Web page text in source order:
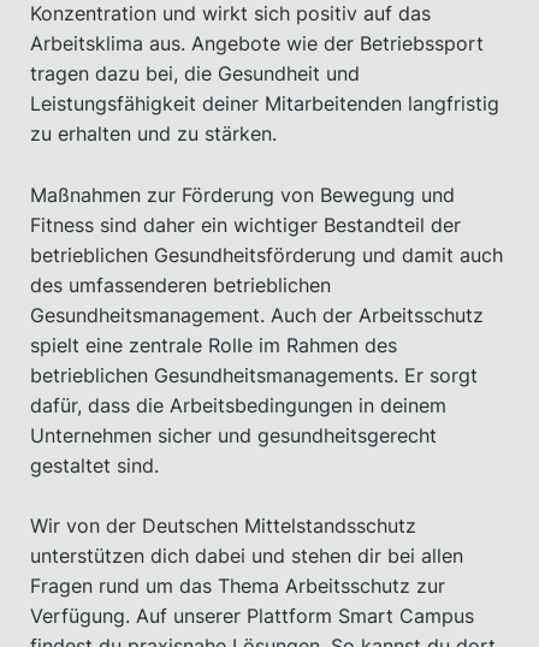
Konzentration und wirkt sich positiv auf das
Arbeitsklima aus. Angebote wie der Betriebssport
tragen dazu bei, die Gesundheit und
Leistungsfähigkeit deiner Mitarbeitenden langfristig
zu erhalten und zu stärken.
Maßnahmen zur Förderung von Bewegung und
Fitness sind daher ein wichtiger Bestandteil der
betrieblichen Gesundheitsförderung und damit auch
des umfassenderen betrieblichen
Gesundheitsmanagement. Auch der Arbeitsschutz
spielt eine zentrale Rolle im Rahmen des
betrieblichen Gesundheitsmanagements. Er sorgt
dafür, dass die Arbeitsbedingungen in deinem
Unternehmen sicher und gesundheitsgerecht
gestaltet sind.
Wir von der Deutschen Mittelstandsschutz
unterstützen dich dabei und stehen dir bei allen
Fragen rund um das Thema Arbeitsschutz zur
Verfügung. Auf unserer Plattform Smart Campus